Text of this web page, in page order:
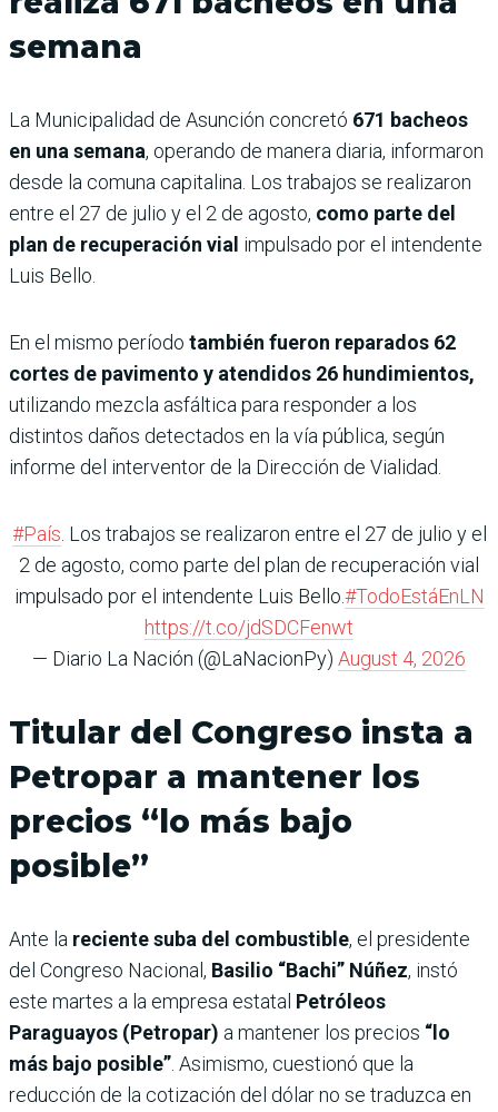
semana
La Municipalidad de Asunción concretó 671 bacheos
en una semana, operando de manera diaria, informaron
desde la comuna capitalina. Los trabajos se realizaron
entre el 27 de julio y el 2 de agosto, como parte del
plan de recuperación vial impulsado por el intendente
Luis Bello.
En el mismo período también fueron reparados 62
cortes de pavimento y atendidos 26 hundimientos,
utilizando mezcla asfáltica para responder a los
distintos daños detectados en la vía pública, según
informe del interventor de la Dirección de Vialidad.
#País . Los trabajos se realizaron entre el 27 de julio y el
2 de agosto, como parte del plan de recuperación vial
impulsado por el intendente Luis Bello.#TodoEstáEnLN
https://t.co/jdSDCFenwt
— Diario La Nación (@LaNacionPy) August 4, 2026
Titular del Congreso insta a
Petropar a mantener los
precios “lo más bajo
posible”
Ante la reciente suba del combustible, el presidente
del Congreso Nacional, Basilio “Bachi” Núñez, instó
este martes a la empresa estatal Petróleos
Paraguayos (Petropar) a mantener los precios “lo
más bajo posible” . Asimismo, cuestionó que la
reducción de la cotización del dólar no se traduzca en